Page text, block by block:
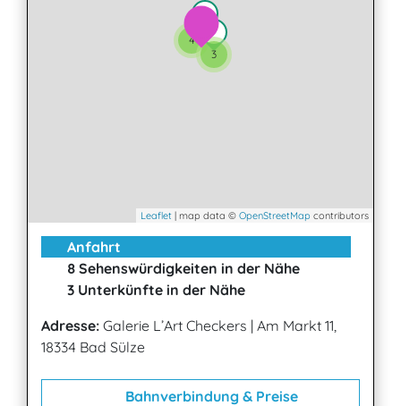
4
3
Leaflet | map data © OpenStreetMap contributors
Anfahrt
8 Sehenswürdigkeiten in der Nähe
3 Unterkünfte in der Nähe
Adresse: Galerie L’Art Checkers | Am Markt 11,
18334 Bad Sülze
Bahnverbindung & Preise